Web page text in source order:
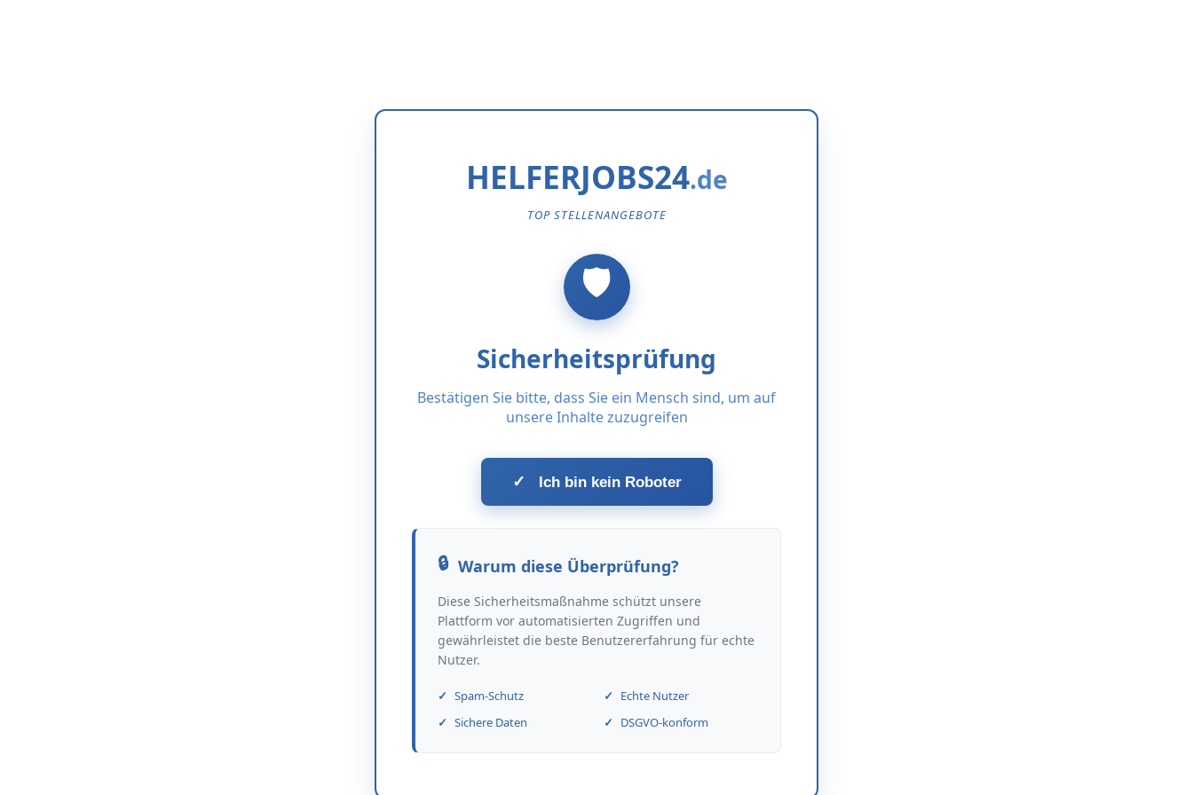
HELFERJOBS24
TOP STELLENANGEBOTE
Sicherheitsprüfung
Bestätigen Sie bitte, dass Sie ein Mensch sind, um auf
unsere Inhalte zuzugreifen
✓ Ich bin kein Roboter
Warum diese Überprüfung?
Diese Sicherheitsmaßnahme schützt unsere
Plattform vor automatisierten Zugriffen und
gewährleistet die beste Benutzererfahrung für echte
Nutzer.
Spam-Schutz
Echte Nutzer
Sichere Daten
DSGVO-konform